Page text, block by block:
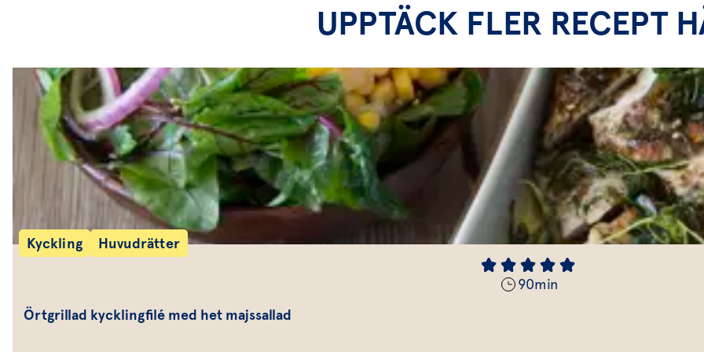
UPPTÄCK FLER RECEPT
Kyckling Huvudrätter
90min
Örtgrillad kycklingfilé med het majssallad